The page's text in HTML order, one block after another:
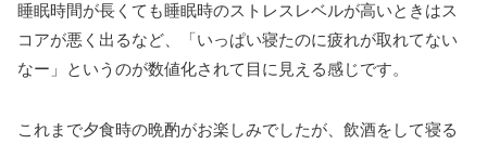
睡眠時間が長くても睡眠時のストレスレベルが高いときはス
コアが悪く出るなど、「いっぱい寝たのに疲れが取れてない
なー」というのが数値化されて目に見える感じです。
これまで夕食時の晩酌がお楽しみでしたが、飲酒をして寝る